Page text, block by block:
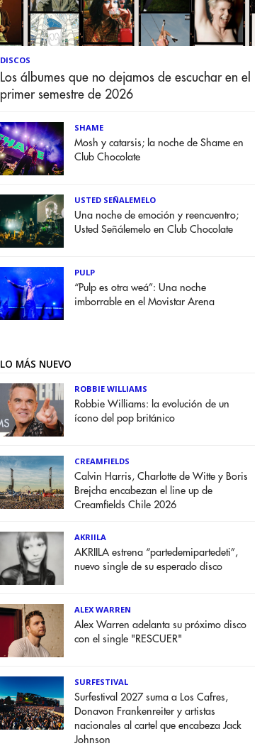
DISCOS
Los álbumes que no dejamos de escuchar en el
primer semestre de 2026
SHAME
Mosh y catarsis; la noche de Shame en
Club Chocolate
USTED SEÑALEMELO
Una noche de emoción y reencuentro;
Usted Señálemelo en Club Chocolate
PULP
“Pulp es otra weá”: Una noche
imborrable en el Movistar Arena
LO MÁS NUEVO
ROBBIE WILLIAMS
Robbie Williams: la evolución de un
ícono del pop británico
CREAMFIELDS
Calvin Harris, Charlotte de Witte y Boris
Brejcha encabezan el line up de
Creamfields Chile 2026
AKRIILA
AKRIILA estrena “partedemipartedeti”,
nuevo single de su esperado disco
ALEX WARREN
Alex Warren adelanta su próximo disco
con el single "RESCUER"
SURFESTIVAL
Surfestival 2027 suma a Los Cafres,
Donavon Frankenreiter y artistas
nacionales al cartel que encabeza Jack
Johnson